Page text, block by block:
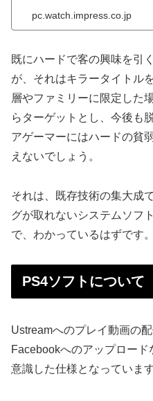
pc.watch.impress.co.jp
既にハードで客の興味を引
が、それはキラータイトル
層やファミリーに限定した
らターゲットとし、今後も
アゲーマーにはハードの貧
えないでしょう。
それは、既存技術の集大成
グが取れないシステムソフ
で、わかっているはずです。
PS4ソフトについて
Ustreamへのプレイ動画の
Facebookへのアップロー
意識した仕様となっています